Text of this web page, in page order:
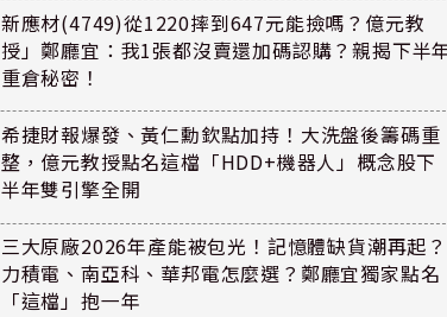
新應材(4749)從1220摔到647元能撿嗎？億元教
授」鄭廳宜：我1張都沒賣還加碼認購？親揭下半
重倉秘密！
希捷財報爆發、黃仁勳欽點加持！大洗盤後籌碼重
整，億元教授點名這檔「HDD+機器人」概念股下
半年雙引擎全開
三大原廠2026年產能被包光！記憶體缺貨潮再起？
力積電、南亞科、華邦電怎麼選？鄭廳宜獨家點名
「這檔」抱一年